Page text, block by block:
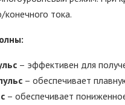
конечного тока.
– эффективен для
– обеспечивает
– обеспечивает